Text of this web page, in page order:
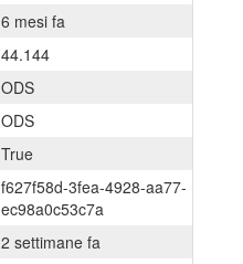
6 mesi fa
44.144
ODS
ODS
True
f627f58d-3fea-4928-aa77-
ec98a0c53c7a
2 settimane fa